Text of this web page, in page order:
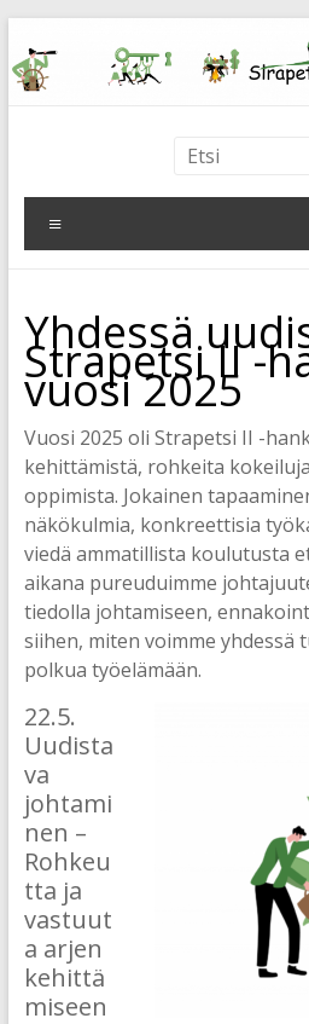
to
content
Strapetsi
Strategisen
pedagogisen
johtaminen
–
Ledning
av
strategisk
och
pedagogisk
verksamhet
Yhdessä
Strapetsi II -
vuosi 2025
Vuosi 2025 oli Strapetsi II -
kehittämistä, rohkeita
oppimista. Jokainen
näkökulmia, konkreettisia
viedä ammatillista koulutusta
aikana pureuduimme
tiedolla johtamiseen,
siihen, miten voimme yhdessä
polkua työelämään.
22.5.
Uudista
va
johtami
nen –
Rohkeu
tta ja
vastuut
a arjen
kehittä
miseen